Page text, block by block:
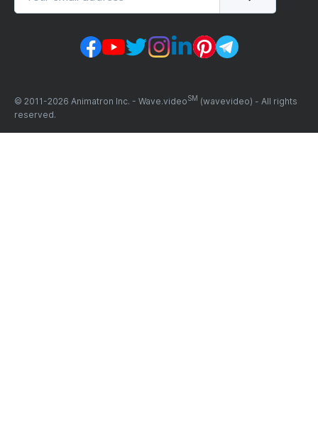
© 2011-2026 Animatron Inc. - Wave.videoSM (wavevideo) - All rights
reserved.